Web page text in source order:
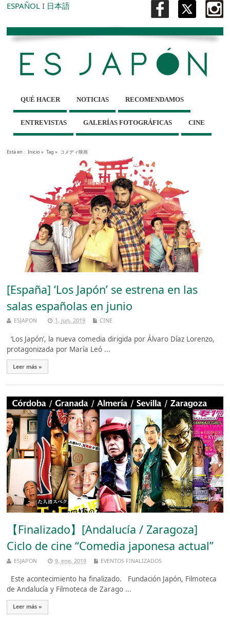
ESPAÑOL I 日本語
QUÉ HACER NOTICIAS RECOMENDAMOS
ENTREVISTAS GALERÍAS FOTOGRÁFICAS CINE
Está en : Inicio» Tag » コメディ映画
[España] ‘Los Japón’ se estrena en las
salas españolas en junio
ESJAPON 1, jun, 2019 CINE
‘Los Japón’, la nueva comedia dirigida por Álvaro Díaz Lorenzo,
protagonizada por María Leó ...
Leer más »
【Finalizado】[Andalucía / Zaragoza]
Ciclo de cine “Comedia japonesa actual”
ESJAPON 9, ene, 2019 EVENTOS FINALIZADOS
Este acontecimiento ha finalizado. Fundación Japón, Filmoteca
de Andalucía y Filmoteca de Zarago ...
Leer más »